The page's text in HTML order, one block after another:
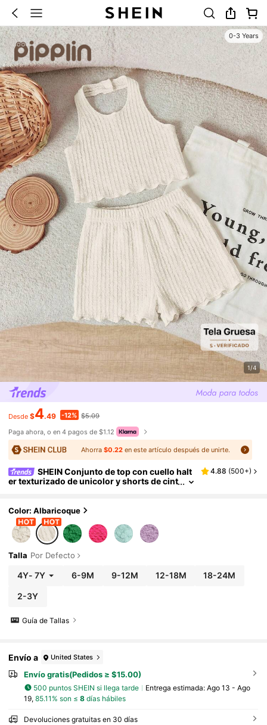
0-3 Years
1/4
Desde $4.49 -12% $5.09
Paga ahora, o en 4 pagos de $1.12
Ahorra $0.22en este artículo después de unirte.
SHEIN Conjunto de top con cuello halt
er texturizado de unicolor y shorts de cint
4.88 (500+)
Color: Albaricoque
Talla Por Defecto
4Y- 7Y 6-9M 9-12M 12-18M 18-24M
2-3Y
Guía de Tallas
Envío a United States
Envío gratis(Pedidos ≥ $15.00)
500 puntos SHEIN si llega tarde Entrega estimada: Ago 13 - Ago
19, 85.11% son ≤ 8días hábiles
Devoluciones gratuitas en 30 días